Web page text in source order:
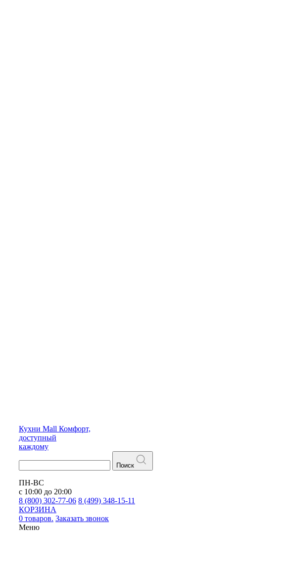
Кухни Mall Комфорт,
доступный
каждому
Поиск
ПН-ВС
с 10:00 до 20:00
8 (800) 302-77-06 8 (499) 348-15-11
КОРЗИНА
0 товаров. Заказать звонок
Меню